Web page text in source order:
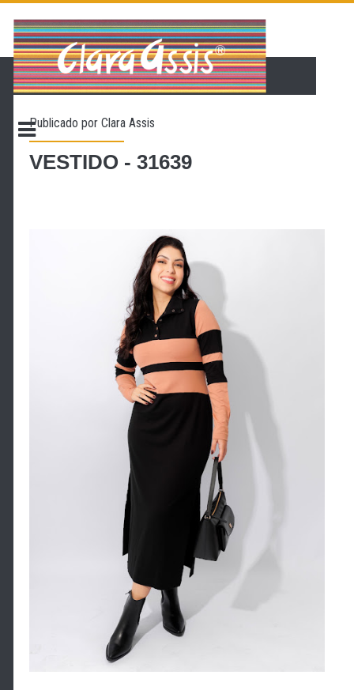
PÁGINA INICIAL
LOJA VIRTUAL
CONTATO
PROMOÇÃO
Publicado porClara Assis
VESTIDO - 31639